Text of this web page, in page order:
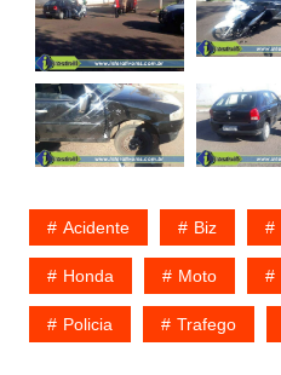
Acidente Biz
Honda Moto
Policia Trafego